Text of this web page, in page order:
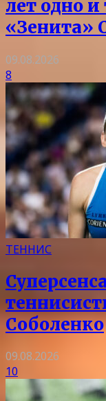
лет одно
«Зенита»
09.08.2026
8
ТЕННИС
Соболенко
09.08.2026
10